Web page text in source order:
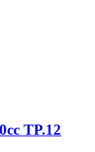
TP.12